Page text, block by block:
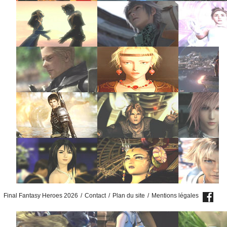
Final Fantasy Heroes 2026 / Contact / Plan du site / Mentions légales